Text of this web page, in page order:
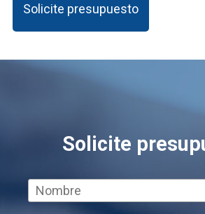
Solicite presupuesto
Solicite